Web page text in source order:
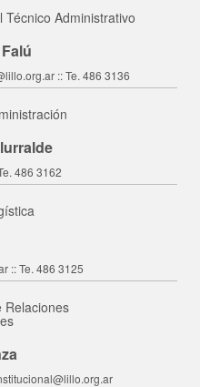
Técnico Administrativo
:: Te. 486 3136
486 3162
:: Te. 486 3125
Relaciones